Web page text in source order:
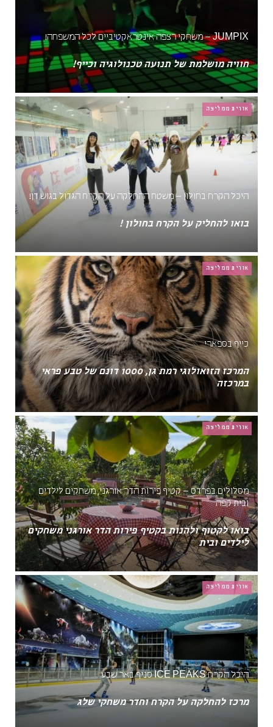
JUMPIX – משחקי רצפה אינטראקטיביים לכל המשפחה!
חוויה מושלמת של תנועה טכנולוגיה וכייף!
אורית ממליצה
היכל הקרח בחולון – משטח ההחלקה על הקרח הגדול בגוש דן!
בואו להחליק על הקרח בחולון !
אורית ממליצה
כייף בספארי
המרכז הזואולוגי רמת גן, 1000 דונם של טבע פראי
במרכזה
אורית ממליצה
מסלולים בפרדס – קטיף פירות הדר אורגני, משחקים לילדים
ובית קפה
בואו לקטוף ולהנות בקטיף פירות הדר אורגני משחקים
לילדים ובית
אורית ממליצה
היכל הקרח ICE PEAKS סניף באר שבע
מרכז להחלקה על הקרח וחדר משחקי שלג